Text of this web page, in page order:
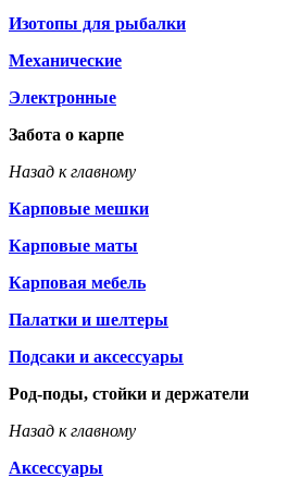
Изотопы для рыбалки
Механические
Электронные
Забота о карпе
Назад к главному
Карповые мешки
Карповые маты
Карповая мебель
Палатки и шелтеры
Подсаки и аксессуары
Род-поды, стойки и держатели
Назад к главному
Аксессуары